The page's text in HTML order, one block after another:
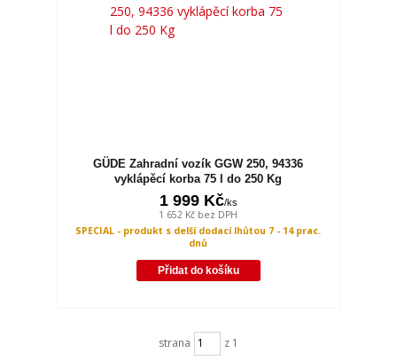
GÜDE Zahradní vozík GGW 250, 94336
vyklápěcí korba 75 l do 250 Kg
1 999 Kč/ks
1 652 Kč bez DPH
SPECIAL - produkt s delší dodací lhůtou 7 - 14 prac.
dnů
Přidat do košíku
strana z 1